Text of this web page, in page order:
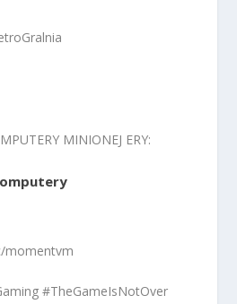
MINIONEJ ERY:
momentvm
#TheGameIsNotOver